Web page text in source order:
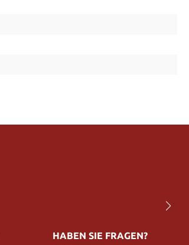
HABEN SIE FRAGEN?